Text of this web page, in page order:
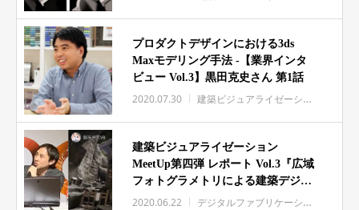
プロダクトデザインにおける3ds
Maxモデリング手法 -【業界インタ
ビュー Vol.3】黒田克史さん 第1話
2020.07.30 建築ビジュアライゼーション
建築ビジュアライゼーション
MeetUp第四弾 レポート Vol.3『広域
フォトグラメトリによる建築デジタ
ルアーカイブ』
2020.06.22 デジタルファブリケーション